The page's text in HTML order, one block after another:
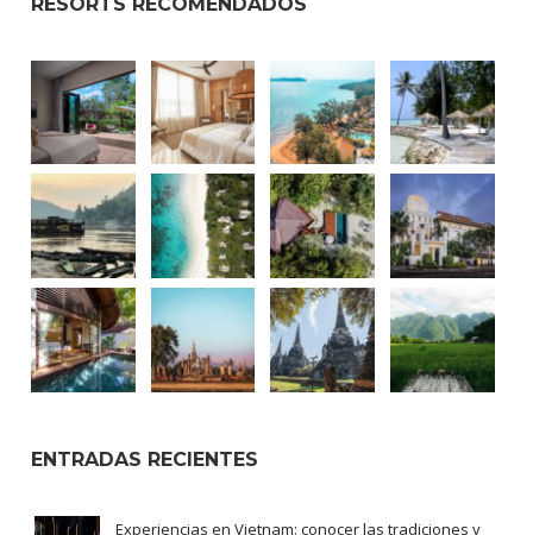
ENTRADAS RECIENTES
Experiencias en Vietnam: conocer las tradiciones y